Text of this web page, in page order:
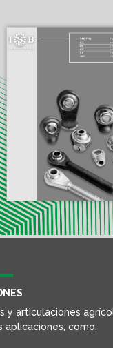
y articulaciones
aplicaciones, como: